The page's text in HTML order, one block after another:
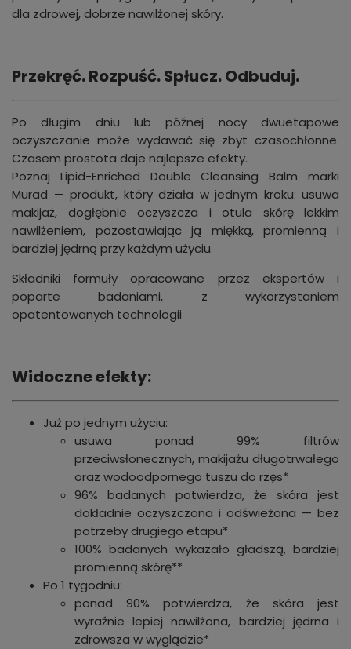
dla zdrowej, dobrze nawilżonej skóry.
Przekręć. Rozpuść. Spłucz. Odbuduj.
Po długim dniu lub późnej nocy dwuetapowe
oczyszczanie może wydawać się zbyt czasochłonne.
Czasem prostota daje najlepsze efekty.
Poznaj Lipid-Enriched Double Cleansing Balm marki
Murad — produkt, który działa w jednym kroku: usuwa
makijaż, dogłębnie oczyszcza i otula skórę lekkim
nawilżeniem, pozostawiając ją miękką, promienną i
bardziej jędrną przy każdym użyciu.
Składniki formuły opracowane przez ekspertów i
poparte badaniami, z wykorzystaniem
opatentowanych technologii
Widoczne efekty:
Już po jednym użyciu:
usuwa ponad 99% filtrów
przeciwsłonecznych, makijażu długotrwałego
oraz wodoodpornego tuszu do rzęs*
96% badanych potwierdza, że skóra jest
dokładnie oczyszczona i odświeżona — bez
potrzeby drugiego etapu*
100% badanych wykazało gładszą, bardziej
promienną skórę**
Po 1 tygodniu:
ponad 90% potwierdza, że skóra jest
wyraźnie lepiej nawilżona, bardziej jędrna i
zdrowsza w wyglądzie*